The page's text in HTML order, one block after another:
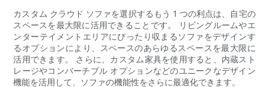
カスタム クラウド ソファを選択するもう 1 つの利点は、自宅の
スペースを最大限に活用できることです。 リビングルームやエ
ンターテイメントエリアにぴったり収まるソファをデザインす
るオプションにより、スペースのあらゆるスペースを最大限に
活用できます。 さらに、カスタム家具を使用すると、内蔵スト
レージやコンバーチブル オプションなどのユニークなデザイン
機能を活用して、ソファの機能性をさらに最適化できます。